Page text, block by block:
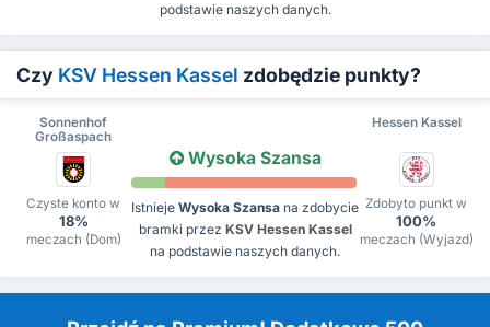
podstawie naszych danych.
Czy KSV Hessen Kassel zdobędzie punkty?
Sonnenhof
Großaspach
Hessen Kassel
Czyste konto w
18%
meczach (Dom)
Wysoka Szansa
Istnieje Wysoka Szansa na zdobycie
bramki przez KSV Hessen Kassel
na podstawie naszych danych.
Zdobyto punkt w
100%
meczach (Wyjazd)